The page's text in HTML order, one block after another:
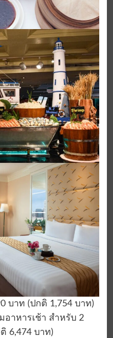
บาท (ปกติ 1,754 บาท)
อาหารเช้า สำหรับ 2
6,474 บาท)